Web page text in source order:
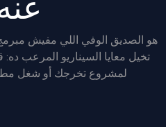
تخيل معايا السيناريو المرعب
لمشروع تخرجك أو شغل